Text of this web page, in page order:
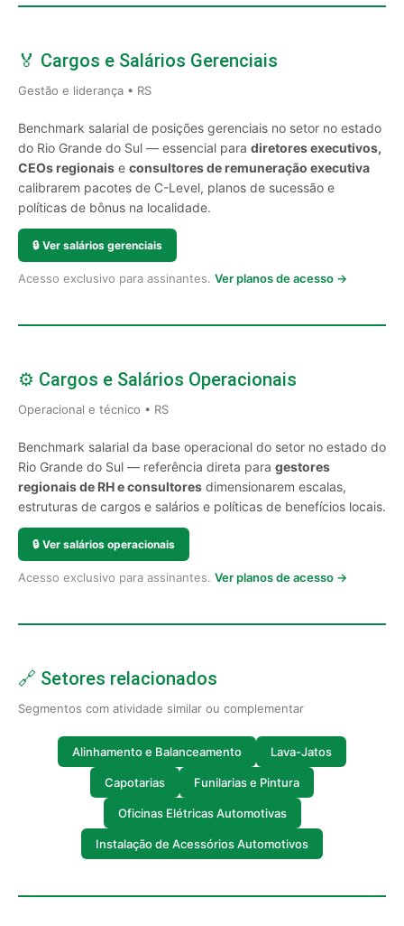
🏅 Cargos e Salários Gerenciais
Gestão e liderança • RS
Benchmark salarial de posições gerenciais no setor no estado
do Rio Grande do Sul — essencial para diretores executivos,
CEOs regionais e consultores de remuneração executiva
calibrarem pacotes de C-Level, planos de sucessão e
políticas de bônus na localidade.
🔒 Ver salários gerenciais
Acesso exclusivo para assinantes. Ver planos de acesso →
⚙️ Cargos e Salários Operacionais
Operacional e técnico • RS
Benchmark salarial da base operacional do setor no estado do
Rio Grande do Sul — referência direta para gestores
regionais de RH e consultores dimensionarem escalas,
estruturas de cargos e salários e políticas de benefícios locais.
🔒 Ver salários operacionais
Acesso exclusivo para assinantes. Ver planos de acesso →
🔗 Setores relacionados
Segmentos com atividade similar ou complementar
Alinhamento e Balanceamento Lava-Jatos
Capotarias Funilarias e Pintura
Oficinas Elétricas Automotivas
Instalação de Acessórios Automotivos